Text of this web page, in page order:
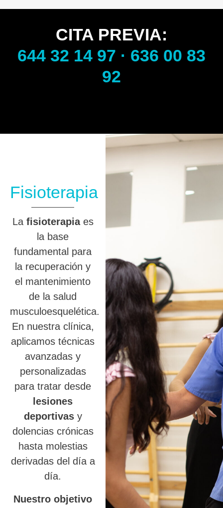
CITA PREVIA:
644 32 14 97 · 636 00 83
92
Fisioterapia
La fisioterapiaes
la base
fundamental para
la recuperación y
el mantenimiento
de la salud
musculoesquelética.
En nuestra clínica,
aplicamos técnicas
avanzadas y
personalizadas
para tratar desde
lesiones
deportivasy
dolencias crónicas
hasta molestias
derivadas del día a
día.
Nuestro objetivo